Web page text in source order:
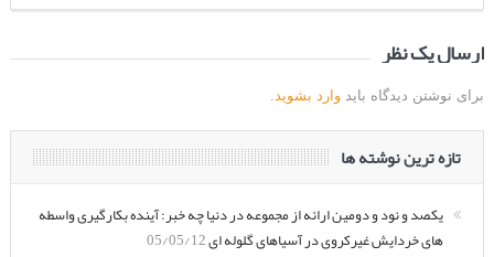
ارسال یک نظر
برای نوشتن دیدگاه باید وارد بشوید
تازه ترین نوشته ها
یکصد و نود و دومین ارائه از مجموعه در دنیا چه خبر: آینده بکارگیری واسطه
های خردایش غیرکروی در آسیاهای گلوله ای05/05/12